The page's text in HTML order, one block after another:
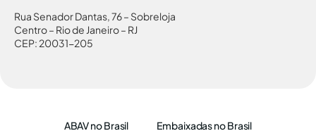
Rua Senador Dantas, 76 – Sobreloja
Centro – Rio de Janeiro – RJ
CEP: 20031-205
ABAV no Brasil Embaixadas no Brasil